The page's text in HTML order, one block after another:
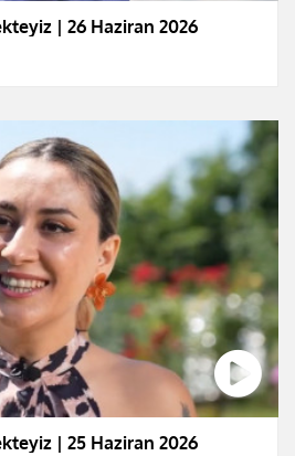
| 26 Haziran 2026
| 25 Haziran 2026